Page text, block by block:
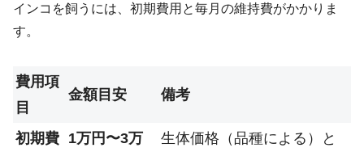
インコを飼うには、初期費用と毎月の維持費がかかりま
す。
費用項
目
金額目安 備考
初期費 1万円〜3万
生体価格（品種による）と